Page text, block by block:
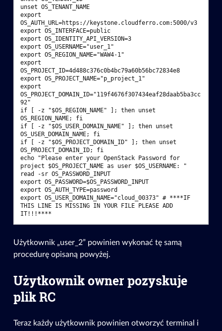
unset OS_TENANT_NAME
export
OS_AUTH_URL=https://keystone.cloudferro.com:5000/v3
export OS_INTERFACE=public
export OS_IDENTITY_API_VERSION=3
export OS_USERNAME="user_1"
export OS_REGION_NAME="WAW4-1"
export
OS_PROJECT_ID=4d488c376c0b4bc79a60b56bc72834e8
export OS_PROJECT_NAME="p_project_1"
export
OS_PROJECT_DOMAIN_ID="119f4676f307434eaf28daab5ba3cc
92"
if [ -z "$OS_REGION_NAME" ]; then unset
OS_REGION_NAME; fi
if [ -z "$OS_USER_DOMAIN_NAME" ]; then unset
OS_USER_DOMAIN_NAME; fi
if [ -z "$OS_PROJECT_DOMAIN_ID" ]; then unset
OS_PROJECT_DOMAIN_ID; fi
echo "Please enter your OpenStack Password for
project $OS_PROJECT_NAME as user $OS_USERNAME: "
read -sr OS_PASSWORD_INPUT
export OS_PASSWORD=$OS_PASSWORD_INPUT
export OS_AUTH_TYPE=password
export OS_USER_DOMAIN_NAME="cloud_00373" # ****IF
THIS LINE IS MISSING IN YOUR FILE PLEASE ADD
IT!!!****
Użytkownik „user_2” powinien wykonać tę samą
procedurę opisaną powyżej.
Użytkownik owner pozyskuje
plik RC
Teraz każdy użytkownik powinien otworzyć terminal i